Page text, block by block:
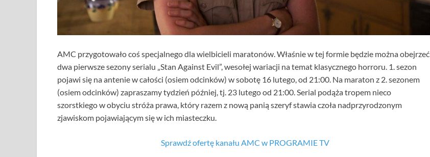
AMC przygotowało coś specjalnego dla wielbicieli maratonów. Właśnie w tej formie będzie można obejrzeć
dwa pierwsze sezony serialu „Stan Against Evil”, wesołej wariacji na temat klasycznego horroru. 1. sezon
pojawi się na antenie w całości (osiem odcinków) w sobotę 16 lutego, od 21:00. Na maraton z 2. sezonem
(osiem odcinków) zapraszamy tydzień później, tj. 23 lutego od 21:00. Serial podąża tropem nieco
szorstkiego w obyciu stróża prawa, który razem z nową panią szeryf stawia czoła nadprzyrodzonym
zjawiskom pojawiającym się w ich miasteczku.
Sprawdź ofertę kanału AMC w PROGRAMIE TV